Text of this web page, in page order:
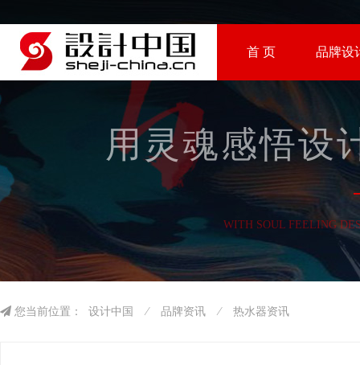
首 页 品牌设
用灵魂感悟设
WITH SOUL FEELING
您当前位置： 设计中国 ⁄ 品牌资讯 ⁄ 热水器资讯